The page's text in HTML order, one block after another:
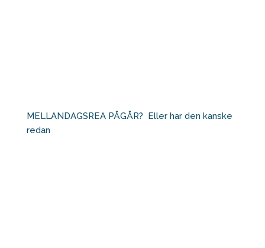
MELLANDAGSREA PÅGÅR?⁠ ⁠ Eller har den kanske
redan